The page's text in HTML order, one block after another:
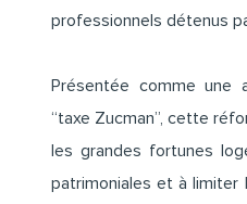
professionnels détenus
Présentée comme une
“taxe Zucman”, cette
les grandes fortunes
patrimoniales et à